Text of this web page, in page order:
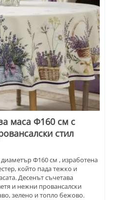
маса Ф160 см с
стил
Ф160 см , изработена
който пада тежко и
Десенът съчетава
и нежни провансалски
зелено и топло бежово.